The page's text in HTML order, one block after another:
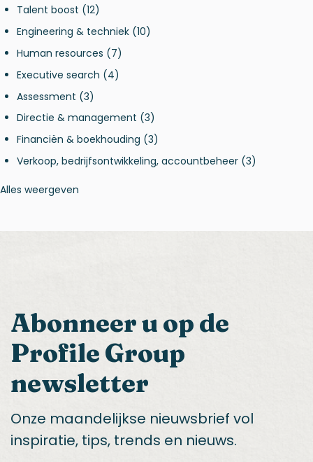
Talent boost (12)
Engineering & techniek (10)
Human resources (7)
Executive search (4)
Assessment (3)
Directie & management (3)
Financiën & boekhouding (3)
Verkoop, bedrijfsontwikkeling, accountbeheer (3)
Alles weergeven
Abonneer u op de
Profile Group
newsletter
Onze maandelijkse nieuwsbrief vol
inspiratie, tips, trends en nieuws.